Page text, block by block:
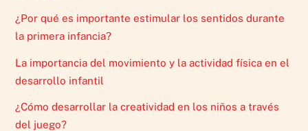
¿Por qué es importante estimular los sentidos durante
la primera infancia?
La importancia del movimiento y la actividad física en el
desarrollo infantil
¿Cómo desarrollar la creatividad en los niños a través
del juego?